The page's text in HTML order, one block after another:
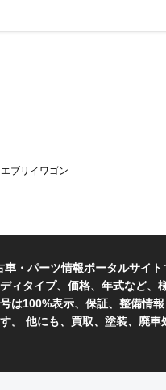
エブリイワゴン
・パーツ情報ポータルサイト
ィタイプ、価格、年式など、
は100%表示、保証、整備情
。 他にも、買取、塗装、廃車